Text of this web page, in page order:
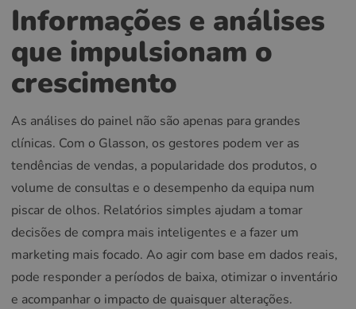
Informações e análises
que impulsionam o
crescimento
As análises do painel não são apenas para grandes
clínicas. Com o Glasson, os gestores podem ver as
tendências de vendas, a popularidade dos produtos, o
volume de consultas e o desempenho da equipa num
piscar de olhos. Relatórios simples ajudam a tomar
decisões de compra mais inteligentes e a fazer um
marketing mais focado. Ao agir com base em dados reais,
pode responder a períodos de baixa, otimizar o inventário
e acompanhar o impacto de quaisquer alterações.